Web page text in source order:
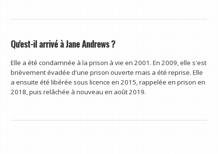
Qu'est-il arrivé à Jane Andrews ?
Elle a été condamnée à la prison à vie en 2001. En 2009, elle s'est
brièvement évadée d'une prison ouverte mais a été reprise. Elle
a ensuite été libérée sous licence en 2015, rappelée en prison en
2018, puis relâchée à nouveau en août 2019.